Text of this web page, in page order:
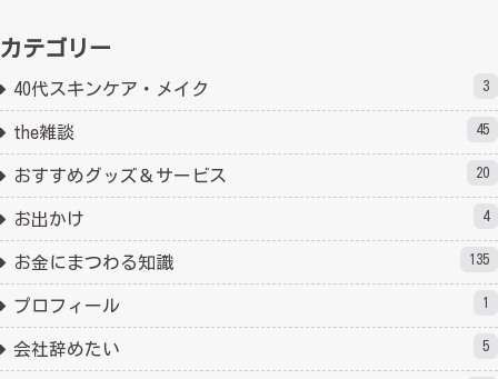
カテゴリー
40代スキンケア・メイク 3
the雑談 45
おすすめグッズ＆サービス 20
お出かけ 4
お金にまつわる知識 135
プロフィール 1
会社辞めたい 5